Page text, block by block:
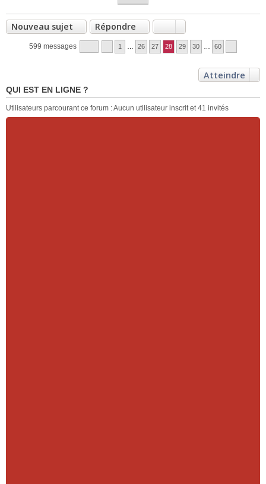
Nouveau sujet Répondre
599 messages 1 26 27 28 29 30 60
Atteindre
QUI EST EN LIGNE ?
Utilisateurs parcourant ce forum : Aucun utilisateur inscrit et 41 invités